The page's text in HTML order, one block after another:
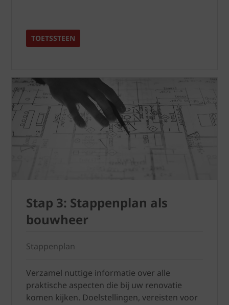
TOETSSTEEN
Stap 3: Stappenplan als
bouwheer
Stappenplan
Verzamel nuttige informatie over alle
praktische aspecten die bij uw renovatie
komen kijken. Doelstellingen, vereisten voor